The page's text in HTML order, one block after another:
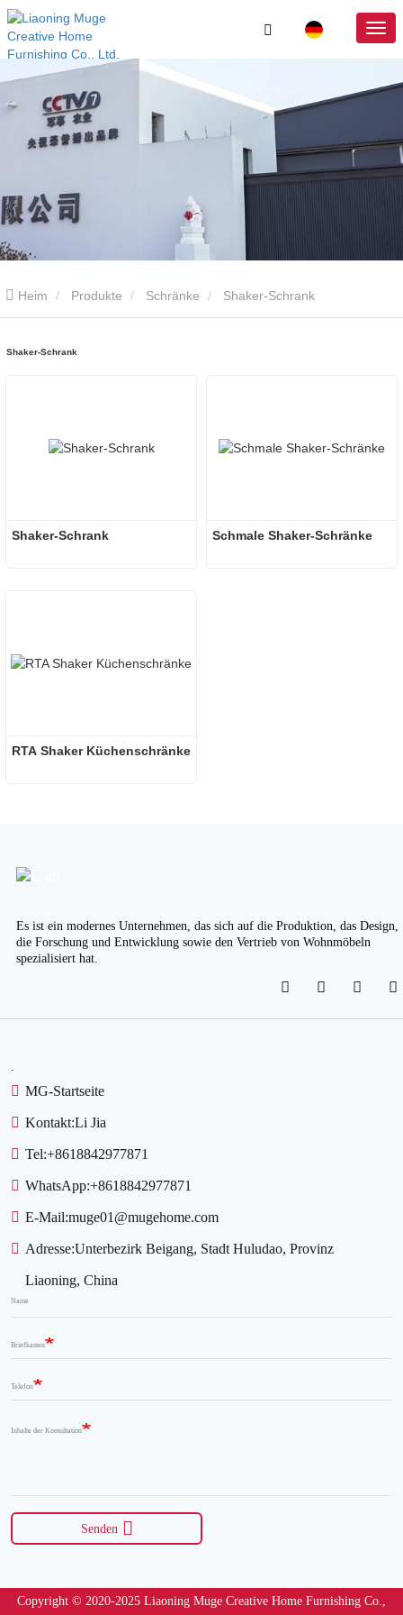
Heim Produkte Schränke Shaker-Schrank
Shaker-Schrank
Shaker-Schrank Schmale Shaker-Schränke
RTA Shaker Küchenschränke
Es ist ein modernes Unternehmen, das sich auf die Produktion, das Design,
die Forschung und Entwicklung sowie den Vertrieb von Wohnmöbeln
spezialisiert hat.
MG-Startseite
Kontakt:Li Jia
Tel:+8618842977871
WhatsApp:+8618842977871
E-Mail:muge01@mugehome.com
Adresse:Unterbezirk Beigang, Stadt Huludao, Provinz
Liaoning, China
Name
Briefkasten
Telefon
Inhalte der Konsultation
Senden
Copyright © 2020-2025 Liaoning Muge Creative Home Furnishing Co.,